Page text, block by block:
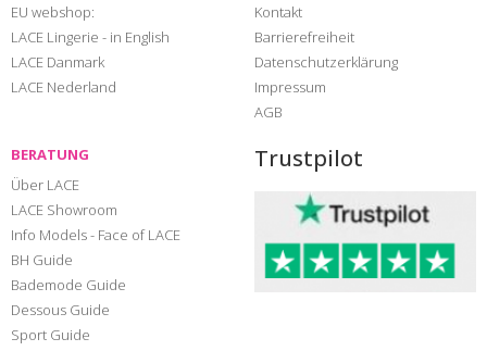
EU webshop:
LACE Lingerie - in English
LACE Danmark
LACE Nederland
Kontakt
Barrierefreiheit
Datenschutzerklärung
Impressum
AGB
BERATUNG
Über LACE
LACE Showroom
Info Models - Face of LACE
BH Guide
Bademode Guide
Dessous Guide
Sport Guide
Trustpilot